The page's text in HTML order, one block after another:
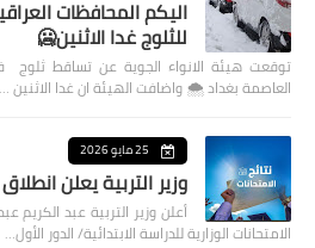
اليكم المحافظات
للثلوج غدا الاثنين🥶
توقعت هيئة الانواء الجوية عن تساقط
العاصمة بغداد ⁦🌨️⁩ واضافت الهيئة ان غدا الاثنين …
25 مايو 2026
وزير التربية يعلن انطلاق
أعلن وزير التربية عبد الكريم
الامتحانات الوزارية للدراسة الابتدائية/ الدور الأول…